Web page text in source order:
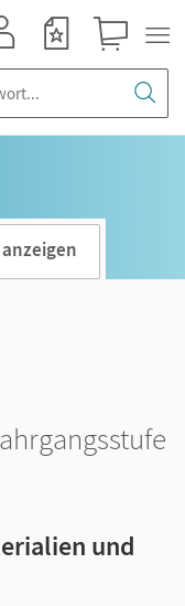
und